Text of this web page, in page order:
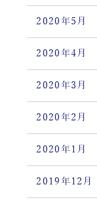
2020年5月
2020年4月
2020年3月
2020年2月
2020年1月
2019年12月